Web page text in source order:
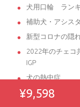
¥9,598
犬用口輪 ラン
補助犬・アシス
新型コロナの隠
2022年のチェコ
IGP
犬の熱中症
2022年9月のド